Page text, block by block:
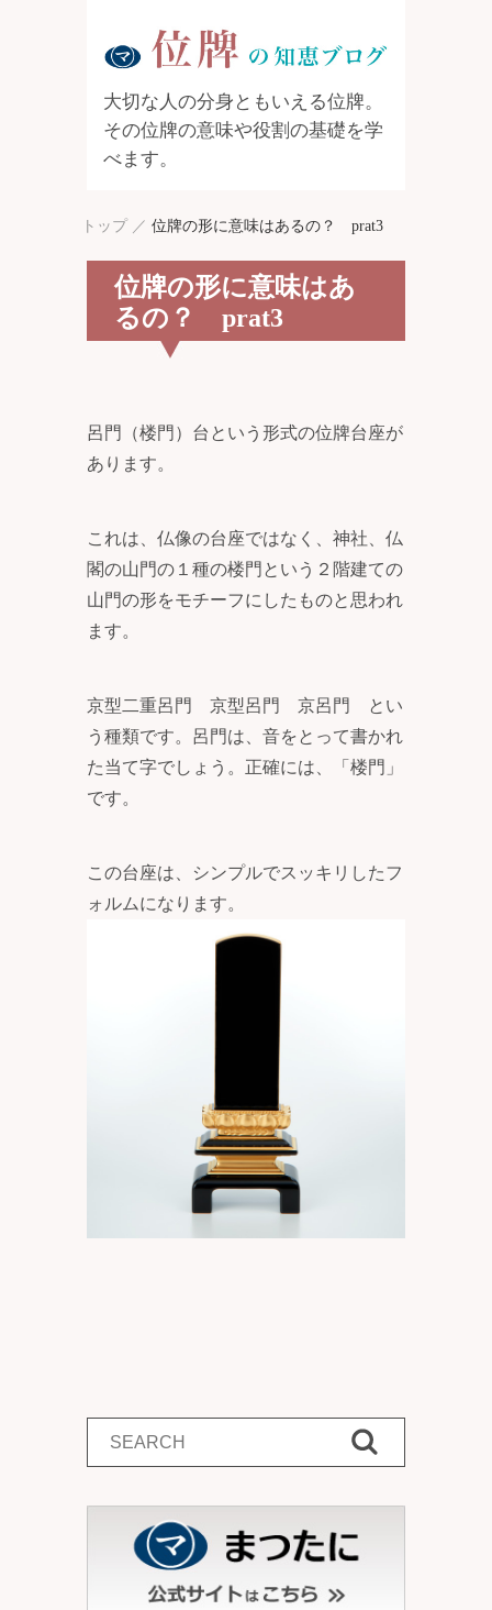
大切な人の分身ともいえる位牌。
その位牌の意味や役割の基礎を学
べます。
トップ／ 位牌の形に意味はあるの？ prat3
位牌の形に意味はあ
るの？ prat3
呂門（楼門）台という形式の位牌台座が
あります。
これは、仏像の台座ではなく、神社、仏
閣の山門の１種の楼門という２階建ての
山門の形をモチーフにしたものと思われ
ます。
京型二重呂門 京型呂門 京呂門 とい
う種類です。呂門は、音をとって書かれ
た当て字でしょう。正確には、「楼門」
です。
この台座は、シンプルでスッキリしたフ
ォルムになります。